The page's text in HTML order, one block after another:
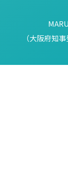
（大阪府知